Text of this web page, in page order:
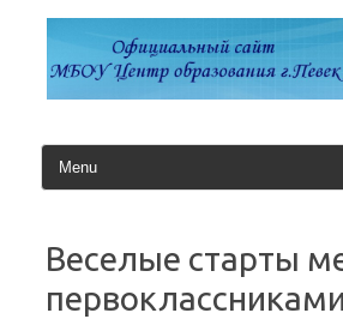
содержимому
Веселые старты
первоклассниками